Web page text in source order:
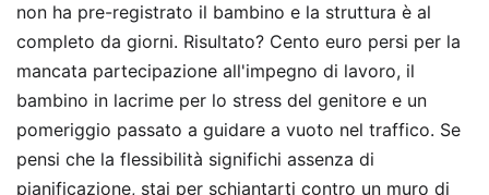
non ha pre-registrato il bambino e la struttura è al
completo da giorni. Risultato? Cento euro persi per la
mancata partecipazione all'impegno di lavoro, il
bambino in lacrime per lo stress del genitore e un
pomeriggio passato a guidare a vuoto nel traffico. Se
pensi che la flessibilità significhi assenza di
pianificazione, stai per schiantarti contro un muro di